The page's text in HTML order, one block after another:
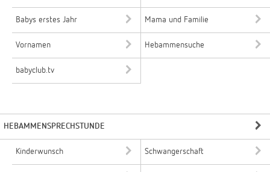
Babys erstes Jahr Mama und Familie
Vornamen Hebammensuche
babyclub.tv
HEBAMMENSPRECHSTUNDE
Kinderwunsch Schwangerschaft